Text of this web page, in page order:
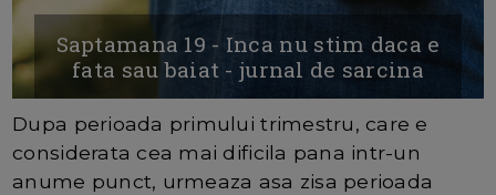
Saptamana 19 - Inca nu stim daca e
fata sau baiat - jurnal de sarcina
Dupa perioada primului trimestru, care e
considerata cea mai dificila pana intr-un
anume punct, urmeaza asa zisa perioada